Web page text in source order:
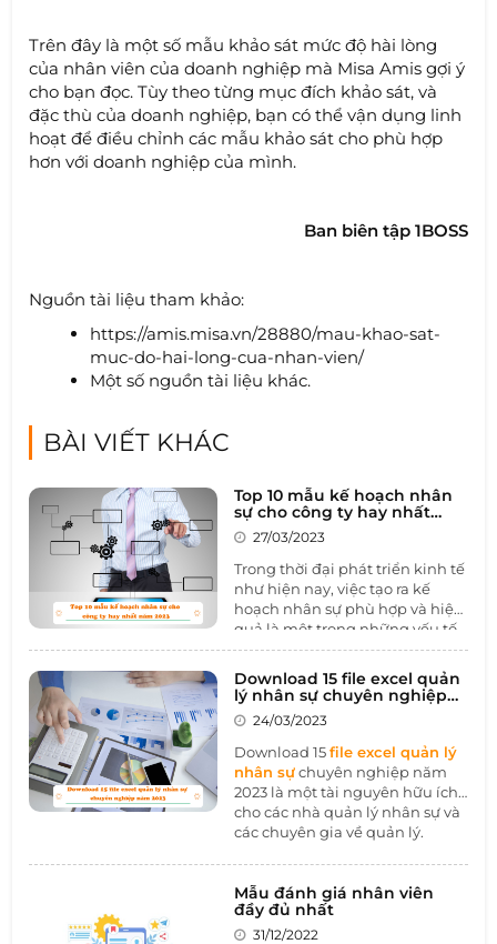
Trên đây là một số mẫu khảo sát mức độ hài lòng
của nhân viên của doanh nghiệp mà Misa Amis gợi ý
cho bạn đọc. Tùy theo từng mục đích khảo sát, và
đặc thù của doanh nghiệp, bạn có thể vận dụng linh
hoạt để điều chỉnh các mẫu khảo sát cho phù hợp
hơn với doanh nghiệp của mình.
Ban biên tập 1BOSS
Nguồn tài liệu tham khảo:
https://amis.misa.vn/28880/mau-khao-sat-
muc-do-hai-long-cua-nhan-vien/
Một số nguồn tài liệu khác.
BÀI VIẾT KHÁC
Top 10 mẫu kế hoạch nhân
sự cho công ty hay nhất
năm 2023
27/03/2023
Trong thời đại phát triển kinh tế
như hiện nay, việc tạo ra kế
hoạch nhân sự phù hợp và hiệu
quả là một trong những yếu tố
quan trọng giúp các công ty đạt
được sự thành công. Tuy nhiên,
việc lập kế hoạch nhân sự là
một công việc không hề đơn
giản và đòi hỏi sự chuẩn bị kỹ
lưỡng. Vì vậy, để giúp cho các
doanh nghiệp có thể lập kế
hoạch nhân sự đạt hiệu quả cao
nhất, 1BOSS đã tổng hợp và giới
thiệu đến bạn Top 10mẫu kế
nhất năm 2023.
Download 15 file excel quản
lý nhân sự chuyên nghiệp
năm 2023
24/03/2023
Download 15file excel quản lý
nhân sựchuyên nghiệp năm
2023 là một tài nguyên hữu ích
cho các nhà quản lý nhân sự và
các chuyên gia về quản lý.
thiệu cho bạn 15 file Excel đa
dạng về quản lý nhân sự, bao
gồm các mẫu biểu, bảng tính
và công cụ quản lý nhân sự.
Mẫu đánh giá nhân viên
đầy đủ nhất
31/12/2022